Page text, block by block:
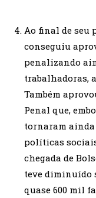
Ao final de seu
conseguiu
penalizando
trabalhadoras,
Também
Penal que,
tornaram ainda
políticas
chegada de
teve diminuído
quase 600 mil